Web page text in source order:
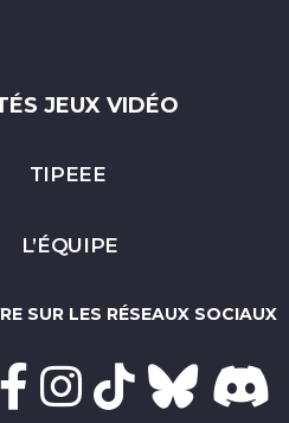
JEUX VIDÉO
TIPEEE
L’ÉQUIPE
SUR LES RÉSEAUX SOCIAUX